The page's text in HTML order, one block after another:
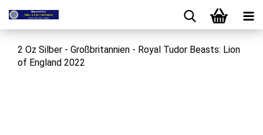
2 Oz Silber - Großbritannien - Royal Tudor Beasts: Lion
of England 2022